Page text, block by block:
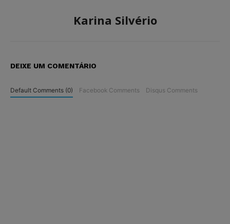
Karina Silvério
DEIXE UM COMENTÁRIO
Default Comments (0) Facebook Comments Disqus Comments